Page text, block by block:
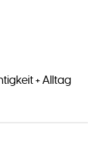
+ Alltag